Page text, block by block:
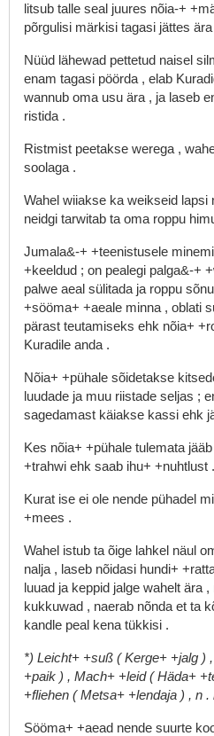
litsub talle seal juures nõia-+
põrgulisi märkisi tagasi jättes ära
Nüüd lähewad pettetud naisel
enam tagasi pöörda , elab
wannub oma usu ära , ja laseb
ristida .
Ristmist peetakse werega ,
soolaga .
Wahel wiiakse ka weikseid lapsi
neidgi tarwitab ta oma roppu
Jumala&-+ +teenistusele
+keeldud ; on pealegi palga&-+
palwe aeal sülitada ja roppu sõnu
+sööma+ +aeale minna , oblati
pärast teutamiseks ehk nõia+
Kuradile anda .
Nõia+ +pühale sõidetakse
luudade ja muu riistade seljas ;
sagedamast käiakse kassi ehk
Kes nõia+ +pühale tulemata jääb
+trahwi ehk saab ihu+ +nuhtlust .
Kurat ise ei ole nende pühadel
+mees .
Wahel istub ta õige lahkel näul
nalja , laseb nõidasi hundi+
luuad ja keppid jalge wahelt ära ,
kukkuwad , naerab nõnda et ta
kandle peal kena tükkisi .
*) Leicht+ +suß ( Kerge+ +jalg ) ,
+paik ) , Mach+ +leid ( Häda+
+fliehen ( Metsa+ +lendaja ) , n .
Sööma+ +aead nende suurte